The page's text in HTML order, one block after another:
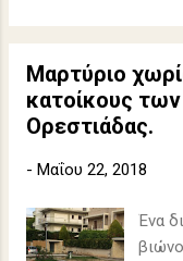
Μαρτύριο
κατοίκους
Ορεστιάδας.
- Μαΐου 22, 2018
Ένα